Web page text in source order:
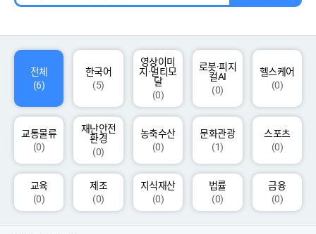
AI 개발지원
고객지원
전체
(6)
한국어
(5)
영상이미
지·멀티모
달
(0)
로봇·피지
컬AI
(0)
헬스케어
(0)
교통물류
(0)
재난안전
환경
(0)
농축수산
(0)
문화관광
(1)
스포츠
(0)
교육
(0)
제조
(0)
지식재산
(0)
법률
(0)
금융
(0)